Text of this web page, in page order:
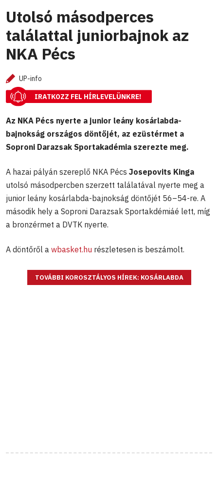
Utolsó másodperces
találattal juniorbajnok az
NKA Pécs
UP-info
IRATKOZZ FEL HÍRLEVELÜNKRE!
Az NKA Pécs nyerte a junior leány kosárlabda-
bajnokság országos döntőjét, az ezüstérmet a
Soproni Darazsak Sportakadémia szerezte meg.
A hazai pályán szereplő NKA Pécs Josepovits Kinga
utolsó másodpercben szerzett találatával nyerte meg a
junior leány kosárlabda-bajnokság döntőjét 56–54-re. A
második hely a Soproni Darazsak Sportakdémiáé lett, míg
a bronzérmet a DVTK nyerte.
A döntőről a wbasket.hu részletesen is beszámolt.
TOVÁBBI KOROSZTÁLYOS HÍREK: KOSÁRLABDA